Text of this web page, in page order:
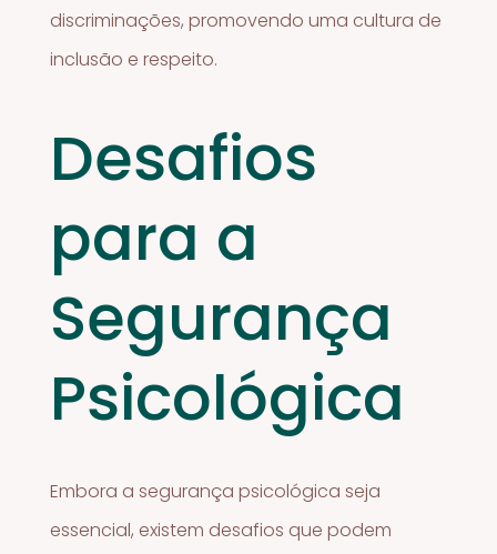
discriminações, promovendo uma cultura de
inclusão e respeito.
Desafios
para a
Segurança
Psicológica
Embora a segurança psicológica seja
essencial, existem desafios que podem